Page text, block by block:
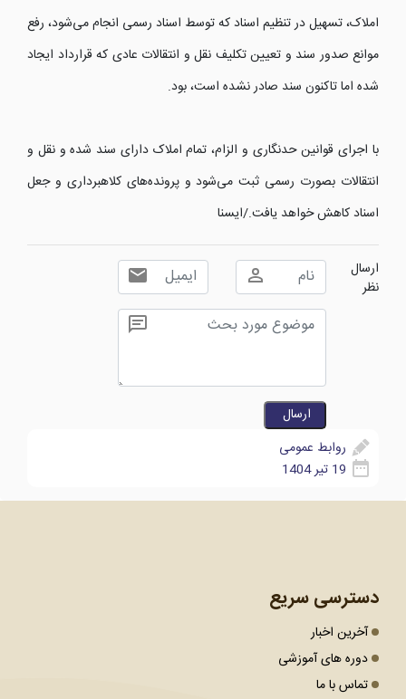
املاک، تسهیل در تنظیم اسناد که توسط اسناد رسمی انجام می‌شود، رفع
موانع صدور سند و تعیین تکلیف نقل و انتقالات عادی که قرارداد ایجاد
شده اما تاکنون سند صادر نشده است، بود.
با اجرای قوانین حدنگاری و الزام، تمام املاک دارای سند شده و نقل و
انتقالات بصورت رسمی ثبت می‌شود و پرونده‌های کلاهبرداری‌ و جعل
اسناد کاهش خواهد یافت./ایسنا
ارسال
نظر
روابط عمومی
دسترسی سریع
آخرین اخبار
دوره های آموزشی
تماس با ما